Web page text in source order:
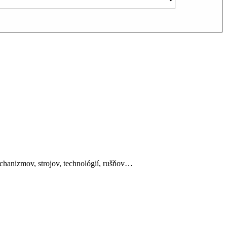
strojov, technológií, rušňov…